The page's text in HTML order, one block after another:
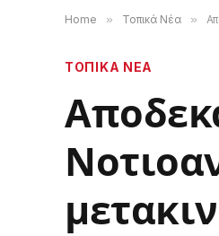
Home » Τοπικά Νέα »
ΤΟΠΙΚΑ ΝΕΑ